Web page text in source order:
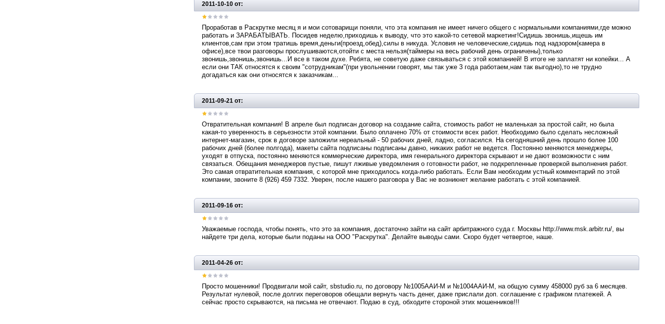
2011-10-10 от:
Проработав в Раскрутке месяц я и мои сотоварищи поняли, что эта компания не имеет ничего общего с нормальными компаниями,где можно
работать и ЗАРАБАТЫВАТЬ. Посидев неделю,приходишь к выводу, что это какой-то сетевой маркетинг!Сидишь звонишь,ищешь им
клиентов,сам при этом тратишь время,деньги(проезд,обед),силы в никуда. Условия не человеческие,сидишь под надзором(камера в
офисе),все твои разговоры прослушиваются,отойти с места нельзя(таймеры на весь рабочий день ограничены),только
звонишь,звонишь,звонишь...И все в таком духе. Ребята, не советую даже связываться с этой компанией! В итоге не заплатят ни копейки... А
если они ТАК относятся к своим "сотрудникам"(при увольнении говорят, мы так уже 3 года работаем,нам так выгодно),то не трудно
догадаться как они относятся к заказчикам...
2011-09-21 от:
Отвратительная компания! В апреле был подписан договор на создание сайта, стоимость работ не маленькая за простой сайт, но была
какая-то уверенность в серьезности этой компании. Было оплачено 70% от стоимости всех работ. Необходимо было сделать несложный
интернет-магазин, срок в договоре заложили нереальный - 50 рабочих дней, ладно, согласился. На сегодняшний день прошло более 100
рабочих дней (более полгода), макеты сайта подписаны подписаны давно, никаких работ не ведется. Постоянно меняются менеджеры,
уходят в отпуска, постоянно меняются коммерческие директора, имя генерального директора скрывают и не дают возможности с ним
связаться. Обещания менеджеров пустые, пишут лживые уведомления о готовности работ, не подкрепленные проверкой выполнения работ.
Это самая отвратительная компания, с которой мне приходилось когда-либо работать. Если Вам необходим устный комментарий по этой
компании, звоните 8 (926) 459 7332. Уверен, после нашего разговора у Вас не возникнет желание работать с этой компанией.
2011-09-16 от:
Уважаемые господа, чтобы понять, что это за компания, достаточно зайти на сайт арбитражного суда г. Москвы http://www.msk.arbitr.ru/, вы
найдете три дела, которые были поданы на ООО "Раскрутка". Делайте выводы сами. Скоро будет четвертое, наше.
2011-04-26 от:
Просто мошенники! Продвигали мой сайт, sbstudio.ru, по договору №1005ААИ-М и №1004ААИ-М, на общую сумму 458000 руб за 6 месяцев.
Результат нулевой, после долгих переговоров обещали вернуть часть денег, даже прислали доп. соглашение с графиком платежей. А
сейчас просто скрываются, на письма не отвечают. Подаю в суд, обходите стороной этих мошенников!!!